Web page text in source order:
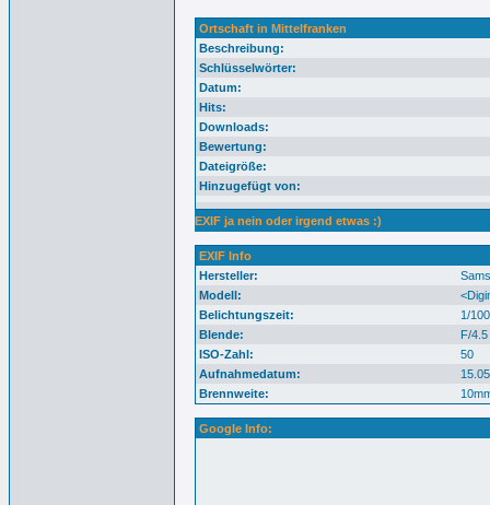
Ortschaft in Mittelfranken
Beschreibung:
Schlüsselwörter:
Datum:
Hits:
Downloads:
Bewertung:
Dateigröße:
Hinzugefügt von:
EXIF ja nein oder irgend etwas :)
EXIF Info
Hersteller:
Modell:
Belichtungszeit:
1/
Blende:
F/4.5
ISO-Zahl:
50
Aufnahmedatum:
Brennweite:
Google Info: